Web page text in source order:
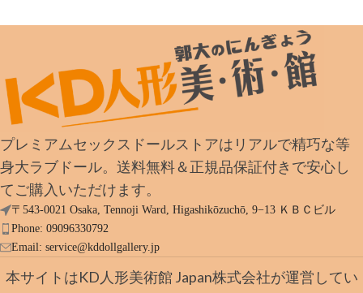
プレミアムセックスドールストアはリアルで精巧な等
身大ラブドール。送料無料＆正規品保証付きで安心し
てご購入いただけます。
〒543-0021 Osaka, Tennoji Ward, Higashikōzuchō, 9−13 ＫＢＣビル
Phone: 09096330792
Email: service@kddollgallery.jp
本サイトはKD人形美術館 Japan株式会社が運営してい